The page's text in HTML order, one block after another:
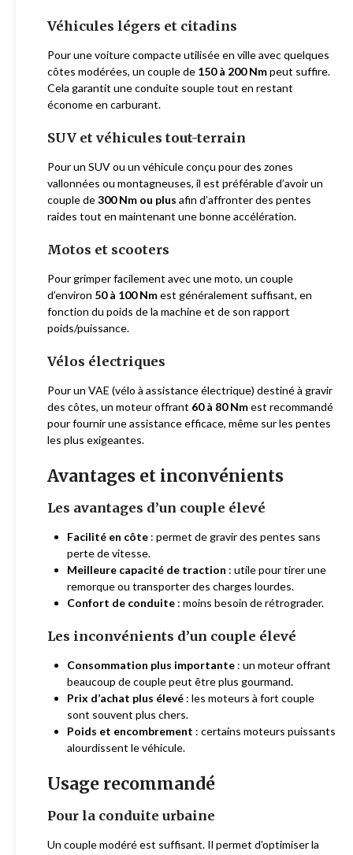
Véhicules légers et citadins
Pour une voiture compacte utilisée en ville avec quelques
côtes modérées, un couple de 150 à 200 Nmpeut suffire.
Cela garantit une conduite souple tout en restant
économe en carburant.
SUV et véhicules tout-terrain
Pour un SUV ou un véhicule conçu pour des zones
vallonnées ou montagneuses, il est préférable d’avoir un
couple de300 Nm ou plus afin d’affronter des pentes
raides tout en maintenant une bonne accélération.
Motos et scooters
Pour grimper facilement avec une moto, un couple
d’environ 50 à 100 Nmest généralement suffisant, en
fonction du poids de la machine et de son rapport
poids/puissance.
Vélos électriques
Pour un VAE (vélo à assistance électrique) destiné à gravir
des côtes, un moteur offrant 60 à 80 Nmest recommandé
pour fournir une assistance efficace, même sur les pentes
les plus exigeantes.
Avantages et inconvénients
Les avantages d’un couple élevé
Facilité en côte : permet de gravir des pentes sans
perte de vitesse.
Meilleure capacité de traction : utile pour tirer une
remorque ou transporter des charges lourdes.
Confort de conduite : moins besoin de rétrograder.
Les inconvénients d’un couple élevé
Consommation plus importante : un moteur offrant
beaucoup de couple peut être plus gourmand.
Prix d’achat plus élevé : les moteurs à fort couple
sont souvent plus chers.
Poids et encombrement : certains moteurs puissants
alourdissent le véhicule.
Usage recommandé
Pour la conduite urbaine
Un couple modéré est suffisant. Il permet d’optimiser la